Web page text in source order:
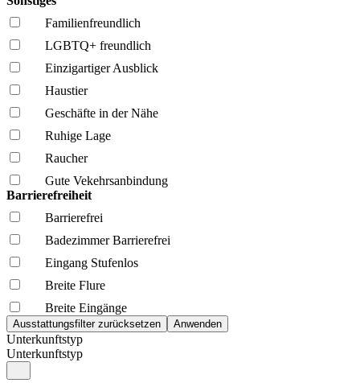
Familien­freundlich
LGBTQ+ freundlich
Einzigartiger Ausblick
Haustier
Geschäfte in der Nähe
Ruhige Lage
Raucher
Gute Vekehrsanbindung
Barrierefreiheit
Barrierefrei
Badezimmer Barrierefrei
Eingang Stufenlos
Breite Flure
Breite Eingänge
Unterkunftstyp
Unterkunftstyp